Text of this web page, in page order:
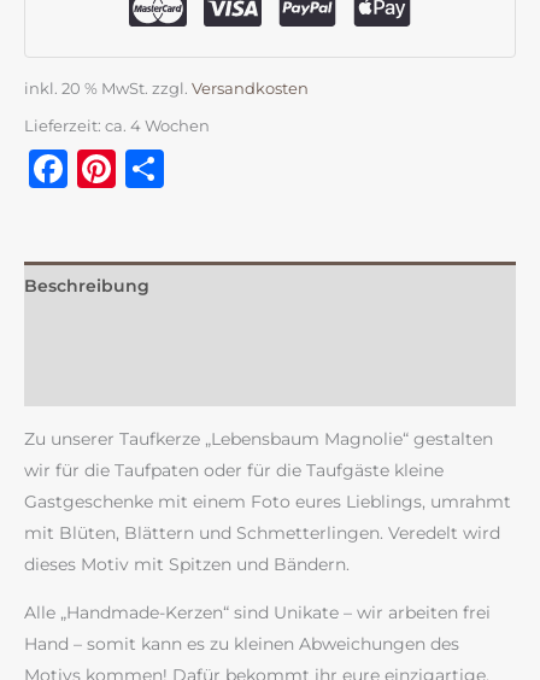
inkl. 20 % MwSt. zzgl. Versandkosten
Lieferzeit: ca. 4 Wochen
Facebook
Pinterest
Beschreibung
Zu unserer Taufkerze „Lebensbaum Magnolie“ gestalten
wir für die Taufpaten oder für die Taufgäste kleine
Gastgeschenke mit einem Foto eures Lieblings, umrahmt
mit Blüten, Blättern und Schmetterlingen. Veredelt wird
dieses Motiv mit Spitzen und Bändern.
Alle „Handmade-Kerzen“ sind Unikate – wir arbeiten frei
Hand – somit kann es zu kleinen Abweichungen des
Motivs kommen! Dafür bekommt ihr eure einzigartige,